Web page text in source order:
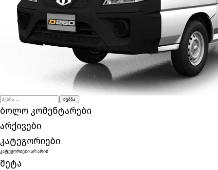
ძებნა:
ბოლო კომენტარები
არქივები
კატეგორიები
კატეგორიები არ არის
მეტა